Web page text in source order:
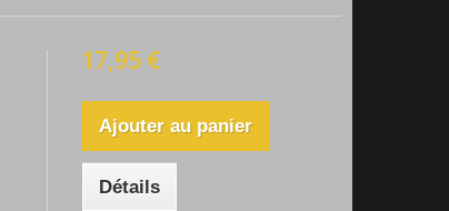
17,95 €
Ajouter au panier
Détails